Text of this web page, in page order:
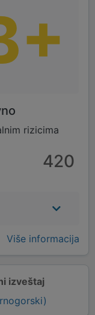
izveštaj
rizicima
420
Više informacija